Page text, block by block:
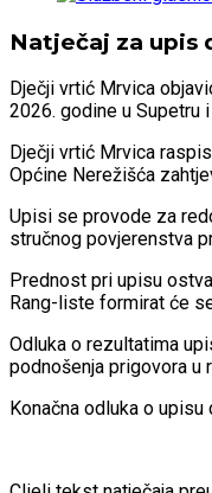
Natječaj za upis
Dječji vrtić Mrvica
2026. godine u Supetru
Dječji vrtić Mrvica
Općine Nerežišća
Upisi se provode za
stručnog povjerenstva
Prednost pri upisu
Rang-liste formirat će
Odluka o rezultatima
podnošenja prigovora u
Konačna odluka o